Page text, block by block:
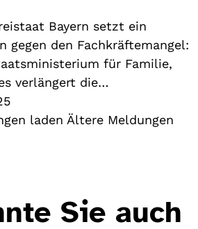
Bayern setzt ein
gegen den Fachkräftemangel:
für Familie,
verlängert die…
laden Ältere Meldungen
Sie auch